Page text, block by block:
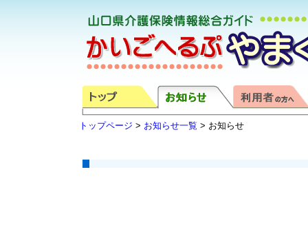
トップページ > お知らせ一覧 > お知らせ